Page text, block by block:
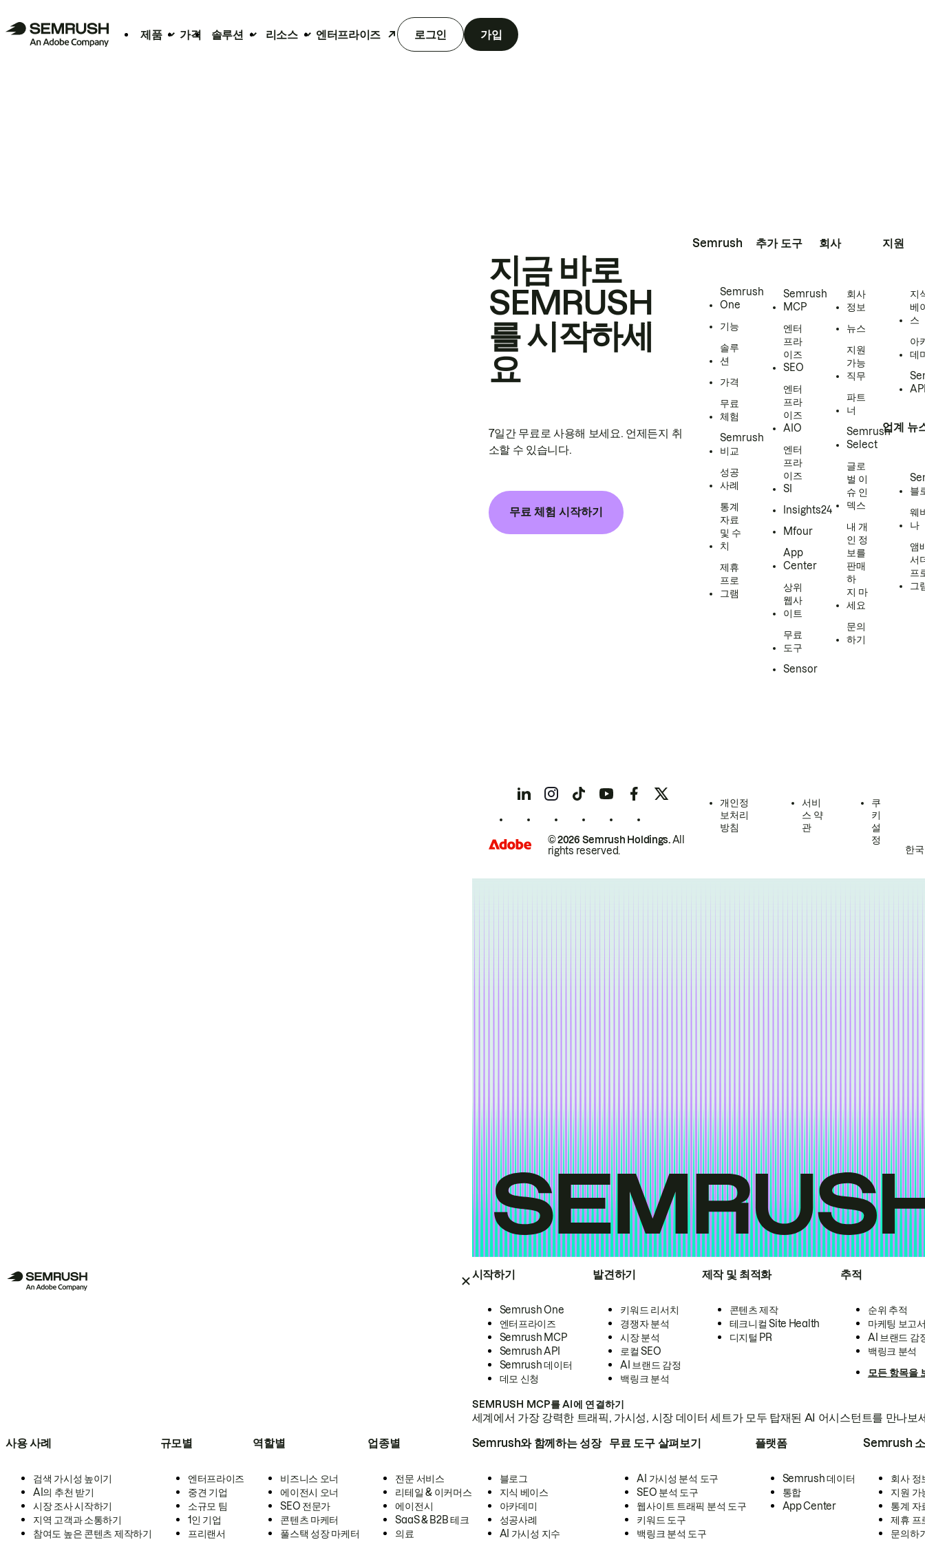
제품 가격 솔루션 리소스 엔터프라이즈 로그인 가입
시작하기
Semrush One
엔터프라이즈
Semrush MCP
Semrush API
Semrush 데이터
데모 신청
발견하기
키워드 리서치
경쟁자 분석
시장 분석
로컬 SEO
AI 브랜드 감정
백링크 분석
제작 및 최적화
콘텐츠 제작
테크니컬 Site Health
디지털 PR
추적
순위 추적
마케팅 보고
AI 브랜드 감
백링크 분석
모든 항목을
SEMRUSH MCP를 AI에 연결하기
세계에서 가장 강력한 트래픽, 가시성, 시장 데이터 세트가 모두 탑재된 AI 어시스턴트를 만나보
사용 사례
검색 가시성 높이기
AI의 추천 받기
시장 조사 시작하기
지역 고객과 소통하기
참여도 높은 콘텐츠 제작하기
규모별
엔터프라이즈
중견 기업
소규모 팀
1인 기업
프리랜서
역할별
비즈니스 오너
에이전시 오너
SEO 전문가
콘텐츠 마케터
풀스택 성장 마케터
업종별
전문 서비스
리테일 & 이커머스
에이전시
SaaS & B2B 테크
의료
Semrush와 함께하는 성장
블로그
지식 베이스
아카데미
성공사례
AI 가시성 지수
무료 도구 살펴보기
AI 가시성 분석 도구
SEO 분석 도구
웹사이트 트래픽 분석 도구
키워드 도구
백링크 분석 도구
플랫폼
Semrush 데이터
통합
App Center
Semrush
회사 정
지원 가
통계 자
제휴 프
문의하
지금 바로
SEMRUSH
를 시작하세
요
7일간 무료로 사용해 보세요. 언제든지 취
소할 수 있습니다.
무료 체험 시작하기
Semrush
Semrush
One
기능
솔루
션
가격
무료
체험
Semrush
비교
성공
사례
통계
자료
및 수
치
제휴
프로
그램
추가 도구
Semrush
MCP
엔터
프라
이즈
SEO
엔터
프라
이즈
AIO
엔터
프라
이즈
SI
Insights24
Mfour
App
Center
상위
웹사
이트
무료
도구
Sensor
회사
회사
정보
뉴스
지원
가능
직무
파트
너
Semrush
Select
글로
벌 이
슈 인
덱스
내 개
인 정
보를
판매
하
지 마
세요
문의
하기
지원
지
베
스
아
데
업계 뉴
블
웨
나
앰
서
프
그
© 2026 Semrush Holdings.All
rights reserved.
개인정
보처리
방침
서비
스 약
관
쿠
키
설
정
한